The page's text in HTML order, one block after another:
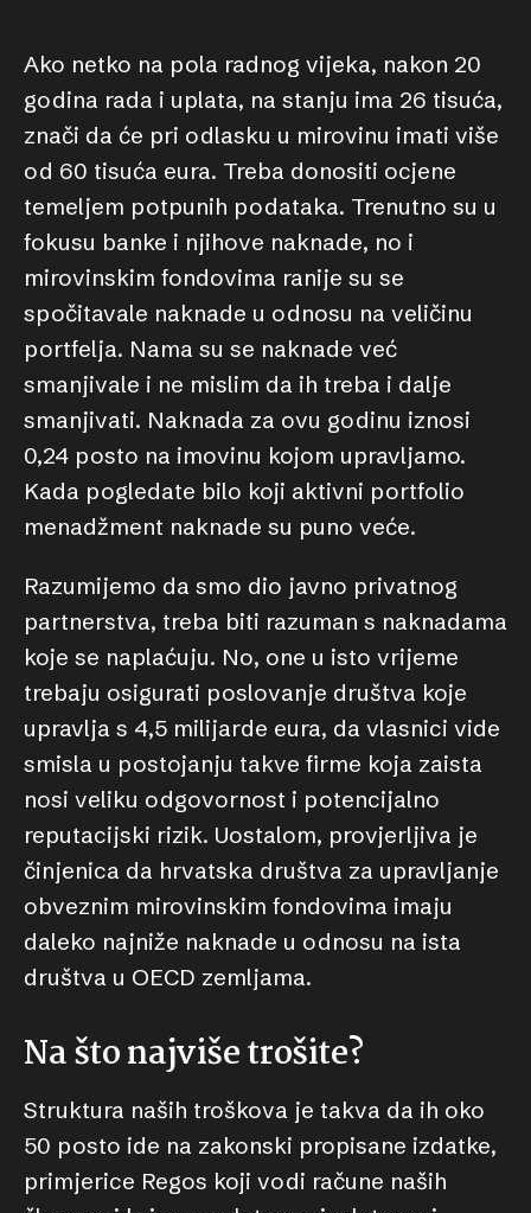
Ako netko na pola radnog vijeka, nakon 20
godina rada i uplata, na stanju ima 26 tisuća,
znači da će pri odlasku u mirovinu imati više
od 60 tisuća eura. Treba donositi ocjene
temeljem potpunih podataka. Trenutno su u
fokusu banke i njihove naknade, no i
mirovinskim fondovima ranije su se
spočitavale naknade u odnosu na veličinu
portfelja. Nama su se naknade već
smanjivale i ne mislim da ih treba i dalje
smanjivati. Naknada za ovu godinu iznosi
0,24 posto na imovinu kojom upravljamo.
Kada pogledate bilo koji aktivni portfolio
menadžment naknade su puno veće.
Razumijemo da smo dio javno privatnog
partnerstva, treba biti razuman s naknadama
koje se naplaćuju. No, one u isto vrijeme
trebaju osigurati poslovanje društva koje
upravlja s 4,5 milijarde eura, da vlasnici vide
smisla u postojanju takve firme koja zaista
nosi veliku odgovornost i potencijalno
reputacijski rizik. Uostalom, provjerljiva je
činjenica da hrvatska društva za upravljanje
obveznim mirovinskim fondovima imaju
daleko najniže naknade u odnosu na ista
društva u OECD zemljama.
Na što najviše trošite?
Struktura naših troškova je takva da ih oko
50 posto ide na zakonski propisane izdatke,
primjerice Regos koji vodi račune naših